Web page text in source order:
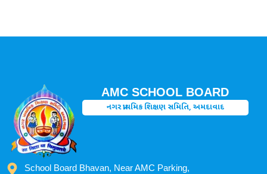
AMC SCHOOL BOARD
નગર પ્રાથમિક શિક્ષણ સમિતિ, અમદાવાદ
School Board Bhavan, Near AMC Parking,